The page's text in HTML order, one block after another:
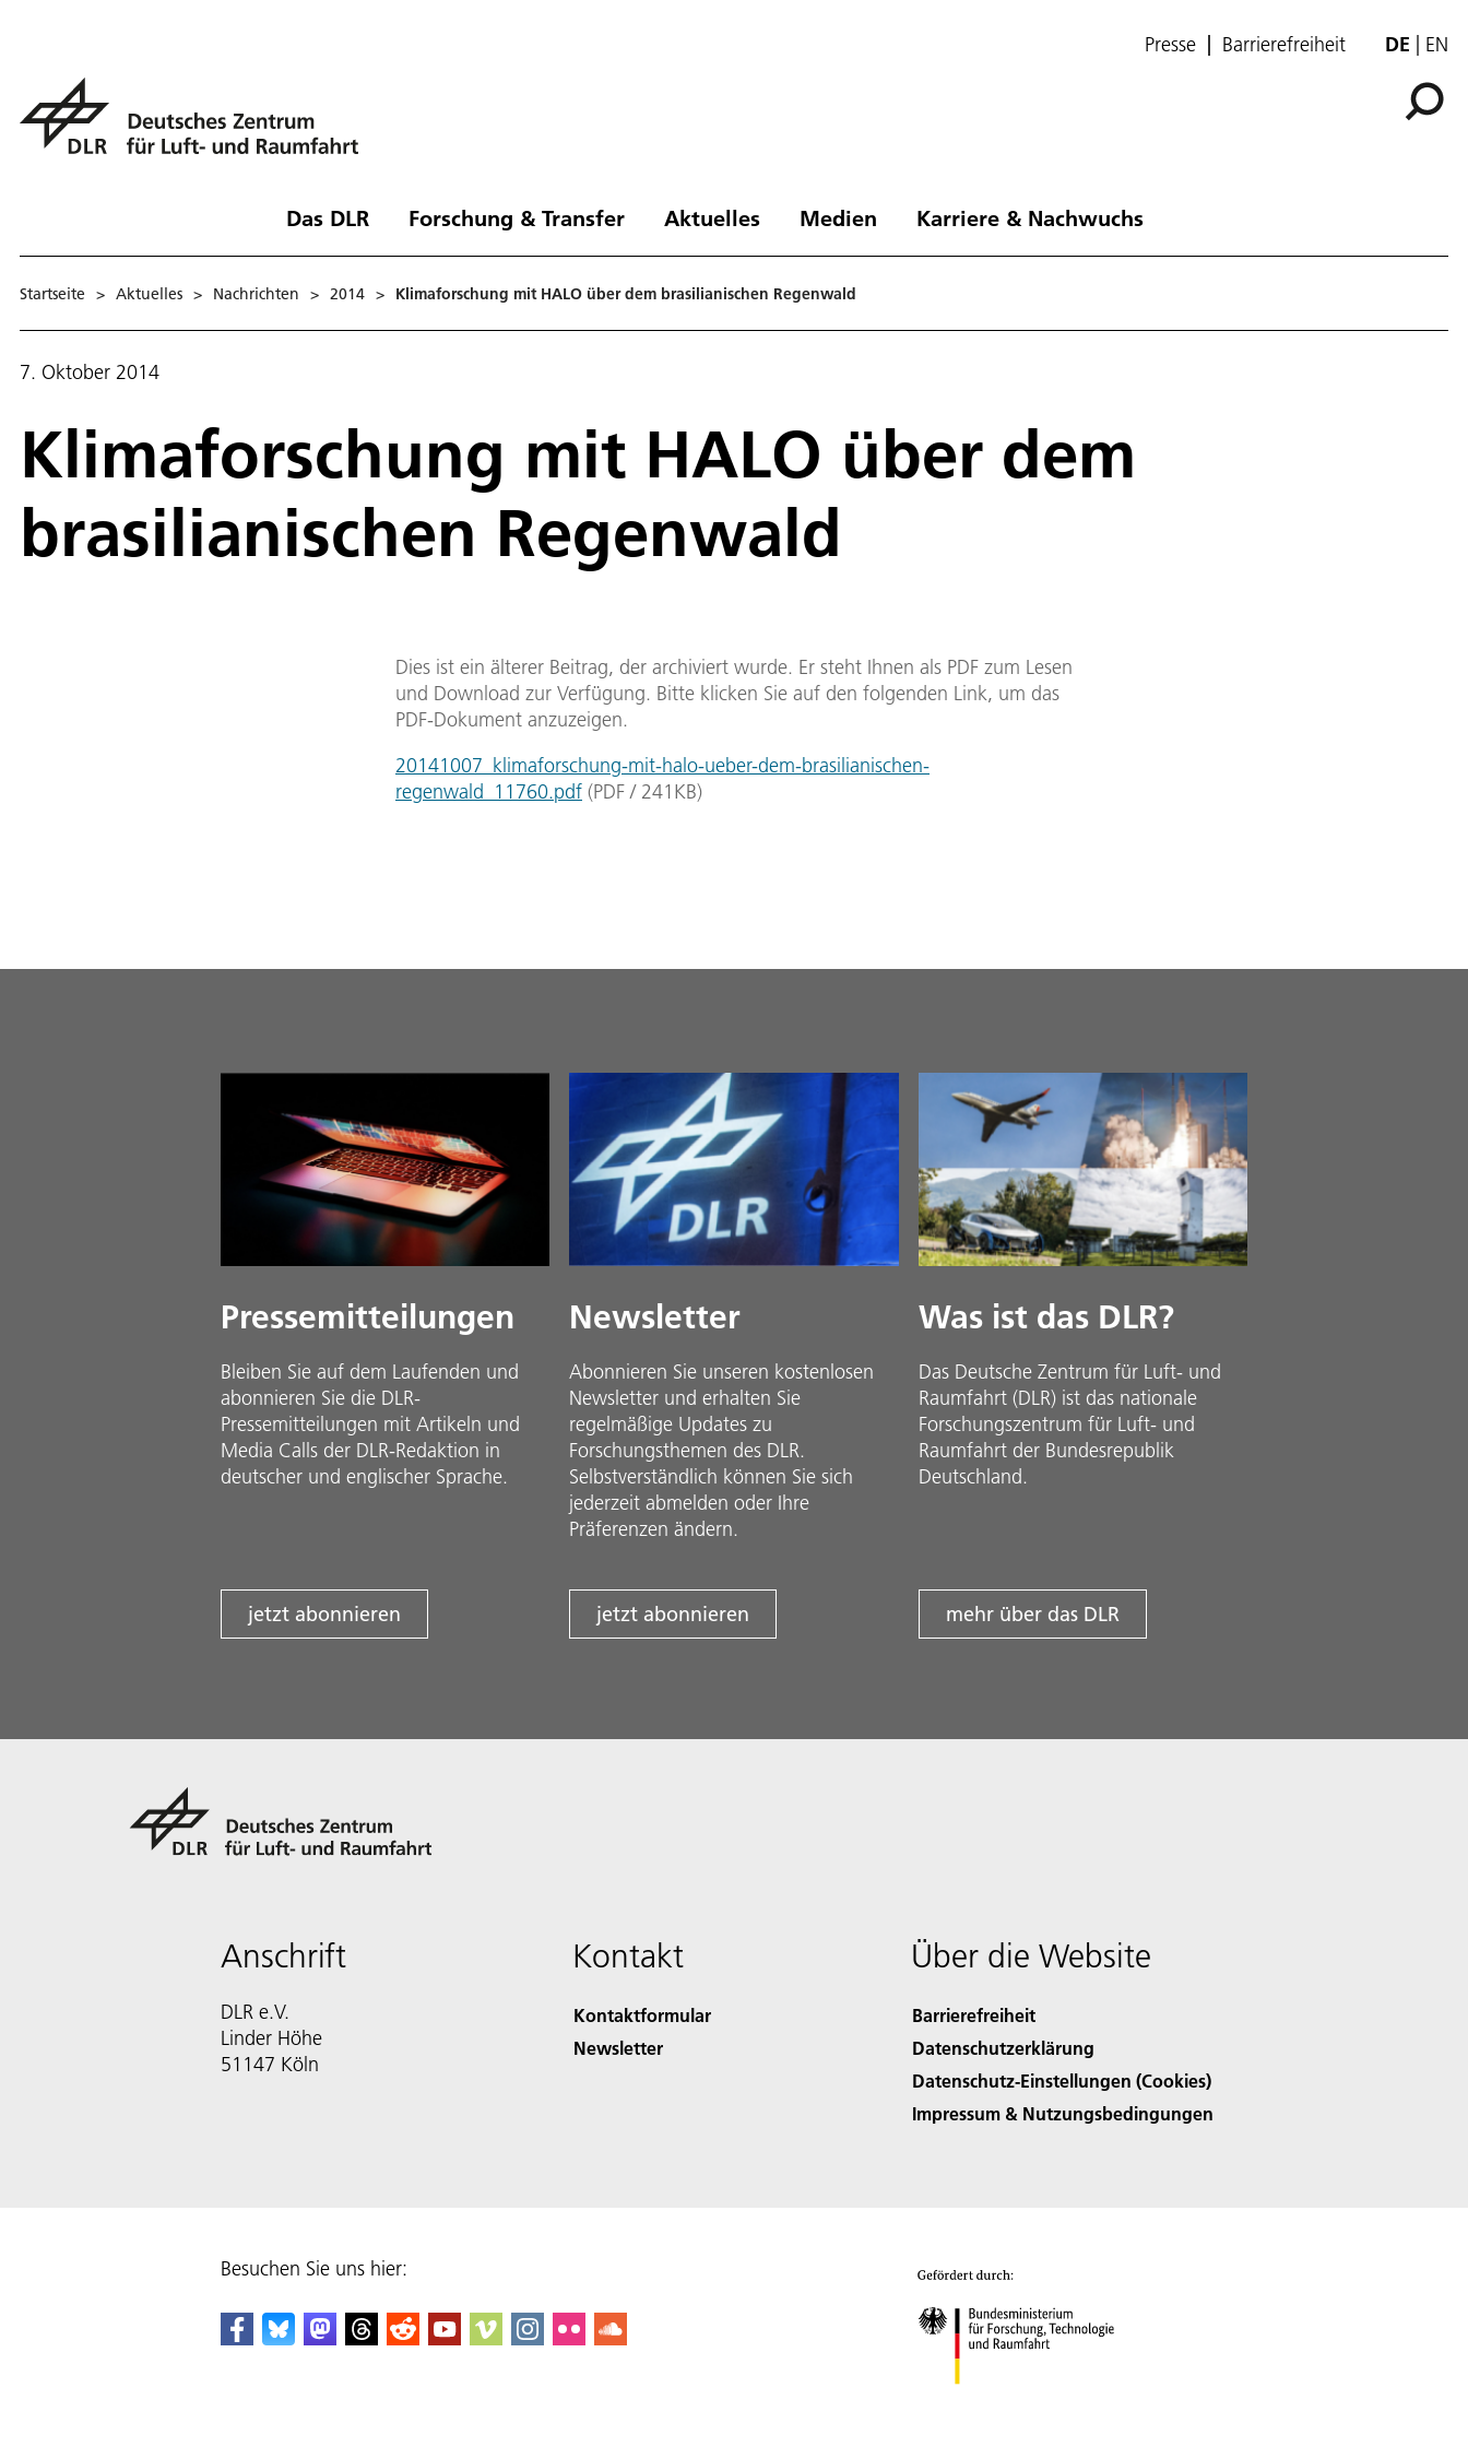
Presse Barrierefreiheit DE EN
Das DLR Forschung & Transfer Aktuelles Medien Karriere & Nachwuchs
Startseite > Aktuelles > Nachrichten > 2014 > Klimaforschung mit HALO über dem brasilianischen Regenwald
7. Oktober 2014
Klimaforschung mit HALO über dem
brasilianischen Regenwald
Dies ist ein älterer Beitrag, der archiviert wurde. Er steht Ihnen als PDF zum Lesen
und Download zur Verfügung. Bitte klicken Sie auf den folgenden Link, um das
PDF-Dokument anzuzeigen.
20141007_klimaforschung-mit-halo-ueber-dem-brasilianischen-
regenwald_11760.pdf (PDF / 241KB)
Pressemitteilungen
Bleiben Sie auf dem Laufenden und
abonnieren Sie die DLR-
Pressemitteilungen mit Artikeln und
Media Calls der DLR-Redaktion in
deutscher und englischer Sprache.
jetzt abonnieren
Newsletter
Abonnieren Sie unseren kostenlosen
Newsletter und erhalten Sie
regelmäßige Updates zu
Forschungsthemen des DLR.
Selbstverständlich können Sie sich
jederzeit abmelden oder Ihre
Präferenzen ändern.
jetzt abonnieren
Was ist das DLR?
Das Deutsche Zentrum für Luft- und
Raumfahrt (DLR) ist das nationale
Forschungszentrum für Luft- und
Raumfahrt der Bundesrepublik
Deutschland.
mehr über das DLR
Anschrift
DLR e.V.
Linder Höhe
51147 Köln
Kontakt
Kontaktformular
Newsletter
Über die Website
Barrierefreiheit
Datenschutzerklärung
Datenschutz-Einstellungen (Cookies)
Impressum & Nutzungsbedingungen
Besuchen Sie uns hier: